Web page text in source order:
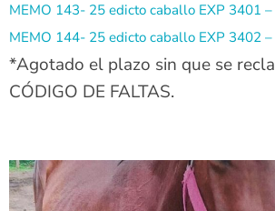
MEMO 143- 25 edicto caballo EXP 3401
MEMO 144- 25 edicto caballo EXP 3402
*Agotado el plazo sin que se
CÓDIGO DE FALTAS.